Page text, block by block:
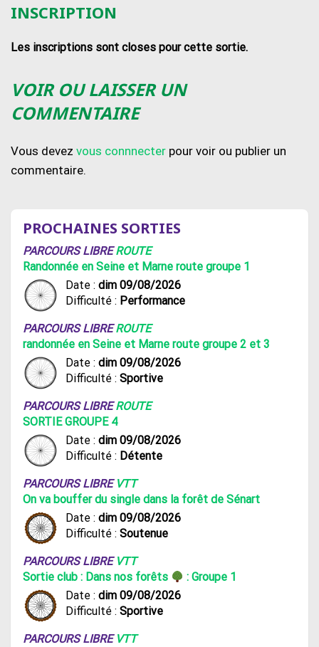
INSCRIPTION
Les inscriptions sont closes pour cette sortie.
VOIR OU LAISSER UN
COMMENTAIRE
Vous devez vous connnecter pour voir ou publier un
commentaire.
PROCHAINES SORTIES
PARCOURS LIBREROUTE
Randonnée en Seine et Marne route groupe 1
Date : dim 09/08/2026
Difficulté : Performance
PARCOURS LIBREROUTE
randonnée en Seine et Marne route groupe 2 et 3
Date : dim 09/08/2026
Difficulté : Sportive
PARCOURS LIBREROUTE
SORTIE GROUPE 4
Date : dim 09/08/2026
Difficulté : Détente
PARCOURS LIBRE VTT
On va bouffer du single dans la forêt de Sénart
Date : dim 09/08/2026
Difficulté : Soutenue
PARCOURS LIBRE VTT
Sortie club : Dans nos forêts
: Groupe 1
Date : dim 09/08/2026
Difficulté : Sportive
PARCOURS LIBRE VTT